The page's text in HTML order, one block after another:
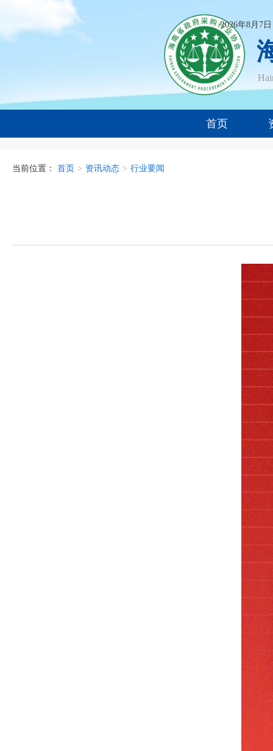
2026年8月7
首页
当前位置： 首页 > 资讯动态 > 行业要闻